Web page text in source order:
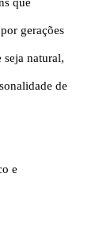
gerações
natural,
de
e